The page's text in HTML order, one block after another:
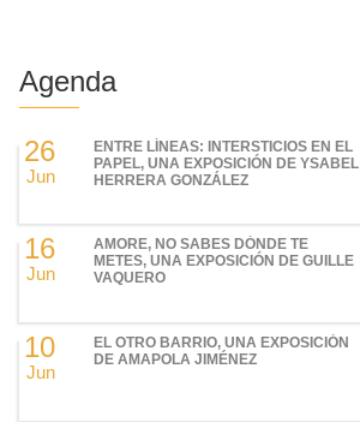
Agenda
26
Jun
ENTRE LÍNEAS: INTERSTICIOS EN EL
PAPEL, UNA EXPOSICIÓN DE YSABEL
HERRERA GONZÁLEZ
16
Jun
AMORE, NO SABES DÓNDE TE
METES, UNA EXPOSICIÓN DE GUILLE
VAQUERO
10
Jun
EL OTRO BARRIO, UNA EXPOSICIÓN
DE AMAPOLA JIMÉNEZ